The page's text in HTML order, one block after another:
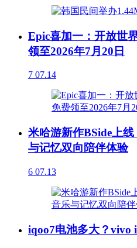
Epic喜加一：开放世
领至2026年7月20日
7 07.14
米哈游新作BSide上
与记忆双向陪伴体验
6 07.13
iqoo7电池多大？vivo